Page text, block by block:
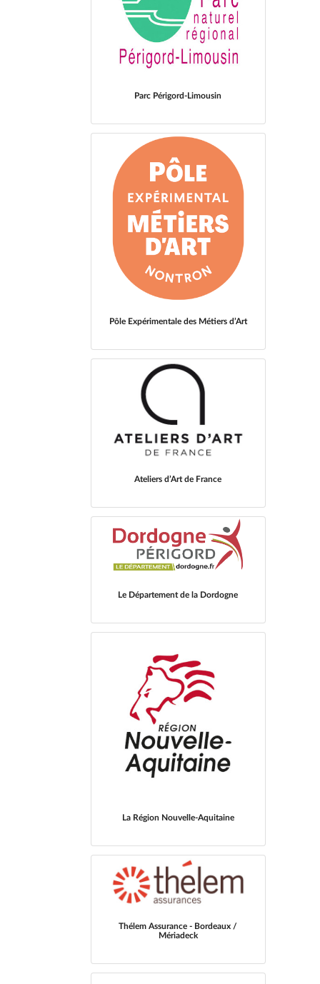
Parc Périgord-Limousin
Pôle Expérimentale des Métiers d’Art
Ateliers d’Art de France
Le Département de la Dordogne
La Région Nouvelle-Aquitaine
Thélem Assurance - Bordeaux /
Mériadeck